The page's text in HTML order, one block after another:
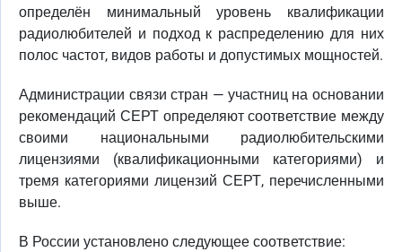
определён минимальный уровень квалификации
радиолюбителей и подход к распределению для них
полос частот, видов работы и допустимых мощностей.
Администрации связи стран — участниц на основании
рекомендаций СЕРТ определяют соответствие между
своими национальными радиолюбительскими
лицензиями (квалификационными категориями) и
тремя категориями лицензий СЕРТ, перечисленными
выше.
В России установлено следующее соответствие: